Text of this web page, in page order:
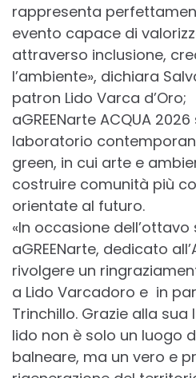
rappresenta
evento capace di
attraverso inclusione,
l’ambiente», dichiara
patron Lido Varca d’Oro;
aGREENarte ACQUA
laboratorio
green, in cui arte e
costruire comunità più
orientate al futuro.
«In occasione
aGREENarte, dedicato
rivolgere un
a Lido Varcadoro e in
Trinchillo. Grazie alla
lido non è solo un luogo
balneare, ma un vero e